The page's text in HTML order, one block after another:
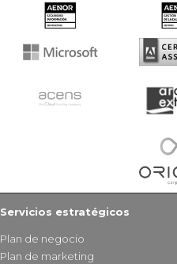
Servicios estratégicos
Plan de negocio
Plan de marketing